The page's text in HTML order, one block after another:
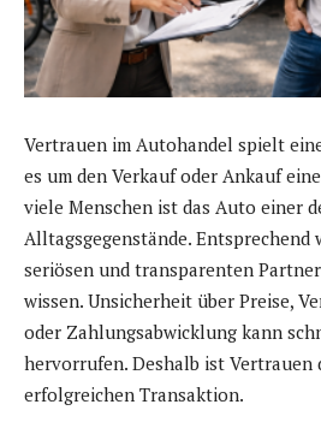
Vertrauen im Autohandel spielt
es um den Verkauf oder Ankauf
viele Menschen ist das Auto einer
Alltagsgegenstände. Entsprechend
seriösen und transparenten
wissen. Unsicherheit über Preise,
oder Zahlungsabwicklung kann
hervorrufen. Deshalb ist Vertrauen
erfolgreichen Transaktion.